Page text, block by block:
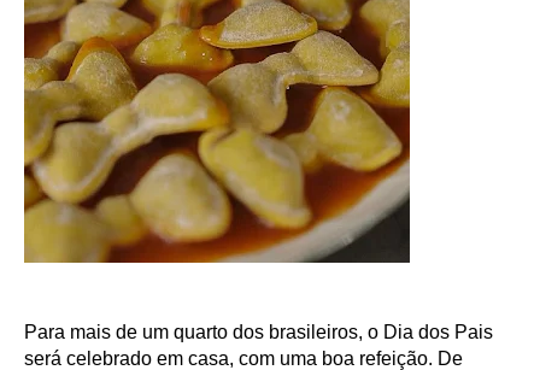
Para mais de um quarto dos brasileiros, o Dia dos Pais
será celebrado em casa, com uma boa refeição. De